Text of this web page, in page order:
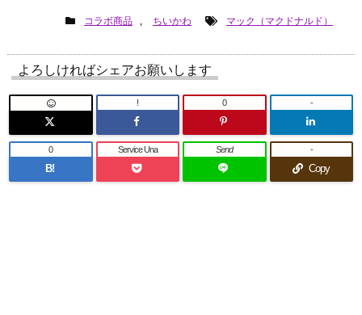
コラボ商品 , ちいかわ マック（マクドナルド）
よろしければシェアお願いします
! 0 -
B!
0 Service Una Send
Copy
-